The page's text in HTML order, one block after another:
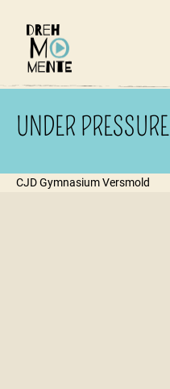
UNDER PRESSURE
CJD Gymnasium Versmold